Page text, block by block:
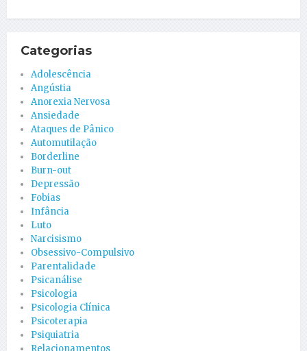
Categorias
Adolescência
Angústia
Anorexia Nervosa
Ansiedade
Ataques de Pânico
Automutilação
Borderline
Burn-out
Depressão
Fobias
Infância
Luto
Narcisismo
Obsessivo-Compulsivo
Parentalidade
Psicanálise
Psicologia
Psicologia Clínica
Psicoterapia
Psiquiatria